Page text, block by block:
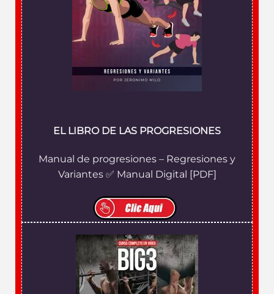
EL LIBRO DE LAS PROGRESIONES
Manual de progresiones – Regresiones y
Variantes ✅ Manual Digital [PDF]